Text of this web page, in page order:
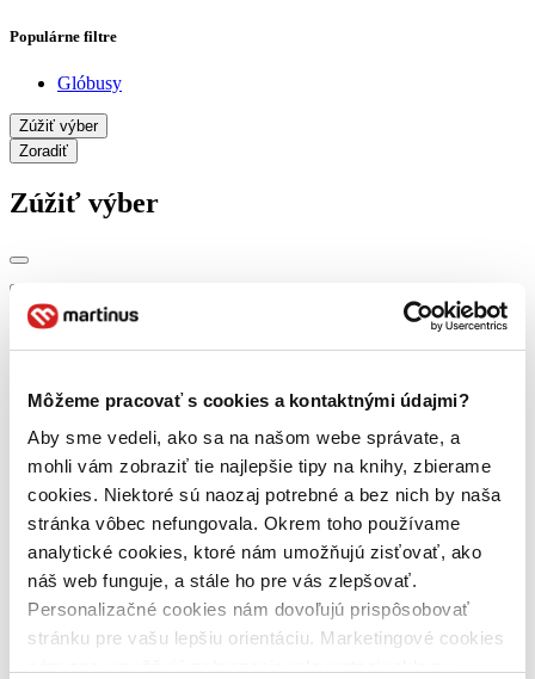
Môžeme pracovať s cookies a kontaktnými údajmi?
Aby sme vedeli, ako sa na našom webe správate, a
mohli vám zobraziť tie najlepšie tipy na knihy, zbierame
cookies. Niektoré sú naozaj potrebné a bez nich by naša
stránka vôbec nefungovala. Okrem toho používame
analytické cookies, ktoré nám umožňujú zisťovať, ako
náš web funguje, a stále ho pre vás zlepšovať.
Personalizačné cookies nám dovoľujú prispôsobovať
stránku pre vašu lepšiu orientáciu. Marketingové cookies
Populárne filtre
Glóbusy
Zúžiť výber
Zoradiť
Zúžiť výber
novinky (0 titulov)
zľavnené tituly (0 titulov)zľavnené tituly
Dostupnosť
na centrálnom sklade (0 titulov)na centrálnom sklade
predpredaj (0 titulov)predpredaj
pripravujeme (0 titulov)pripravujeme
dostupná (bez vypredaných) (0 titulov)
dostupná (bez
vypredaných)
Nové / čítané
nová (0 titulov)nová
čítaná (0 titulov) čítaná
čítaná - výborný stav (0 titulov)čítaná - výborný stav
čítaná - mierne opotrebovaná (0 titulov)čítaná - mierne
opotrebovaná